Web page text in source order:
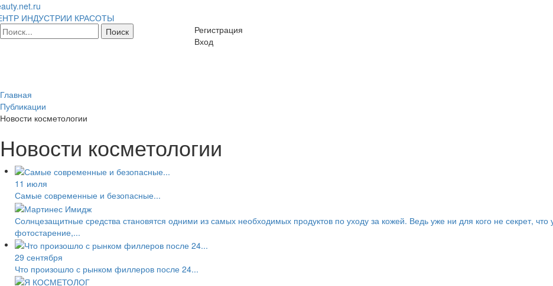
ИНДУСТРИИ КРАСОТЫ
Регистрация
Вход
Главная
Публикации
Новости косметологии
Новости косметологии
11 июля
Самые современные и безопасные...
Солнцезащитные средства становятся одними из самых необходимых продуктов по уходу за кожей. Ведь уже ни для кого не секрет,
фотостарение,...
29 сентября
Что произошло с рынком филлеров после 24...